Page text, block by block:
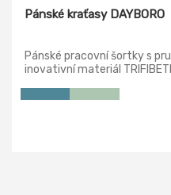
Pánské kraťasy DAYBORO
Pánské pracovní šortky s
inovativní materiál